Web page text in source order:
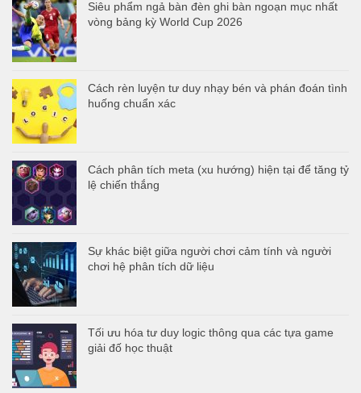
Siêu phẩm ngả bàn đèn ghi bàn ngoạn mục nhất
vòng bảng kỳ World Cup 2026
Cách rèn luyện tư duy nhạy bén và phán đoán tình
huống chuẩn xác
Cách phân tích meta (xu hướng) hiện tại để tăng tỷ
lệ chiến thắng
Sự khác biệt giữa người chơi cảm tính và người
chơi hệ phân tích dữ liệu
Tối ưu hóa tư duy logic thông qua các tựa game
giải đố học thuật